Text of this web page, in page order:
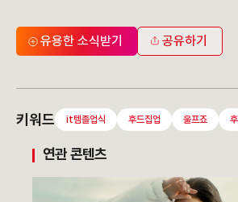
유용한 소식받기 공유하기
키워드 it템졸업식 후드집업 울프죠
연관 콘텐츠